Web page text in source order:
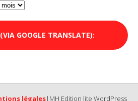
GOOGLE TRANSLATE):
légales|MH Edition lite WordPress